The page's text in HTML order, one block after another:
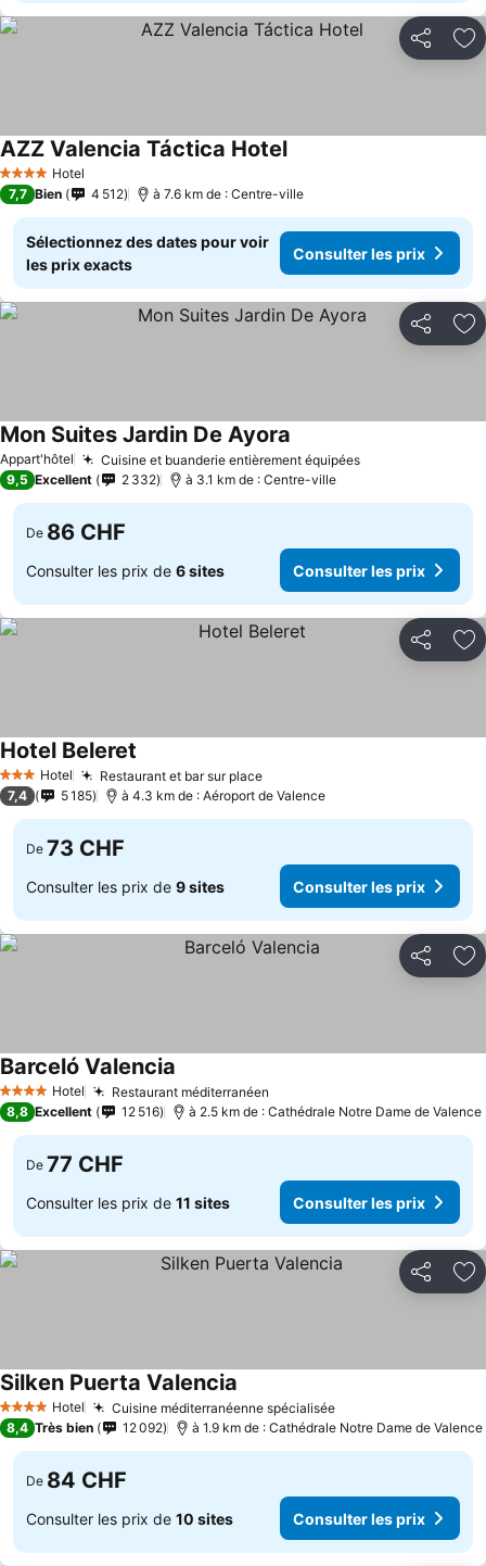
Partager
4 Étoiles Hotel
AZZ Valencia Táctica Hotel
7,7 Bien 4 512 à 7.6 km de : Centre-ville
Sélectionnez des dates pour voir
les prix exacts
Consulter les prix
Partager
Appart'hôtel Cuisine et buanderie entièrement équipées
Mon Suites Jardin De Ayora
9,5 Excellent 2 332 à 3.1 km de : Centre-ville
De 86 CHF
Consulter les prix de 6 sites Consulter les prix
Partager
3 ÉtoilesHotel Restaurant et bar sur place
Hotel Beleret
7,4 5 185 à 4.3 km de : Aéroport de Valence
De 73 CHF
Consulter les prix de 9 sites Consulter les prix
Partager
4 Étoiles Hotel Restaurant méditerranéen
Barceló Valencia
8,8 Excellent 12 516 à 2.5 km de : Cathédrale Notre Dame de Valence
De 77 CHF
Consulter les prix de 11 sites Consulter les prix
Partager
4 Étoiles Hotel Cuisine méditerranéenne spécialisée
Silken Puerta Valencia
8,4 Très bien 12 092 à 1.9 km de : Cathédrale Notre Dame de Valence
De 84 CHF
Consulter les prix de 10 sites Consulter les prix